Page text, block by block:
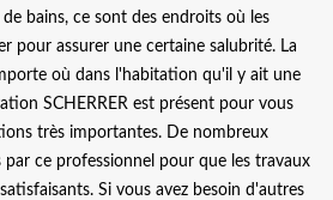
bains, ce sont des endroits où les
pour assurer une certaine salubrité. La
où dans l'habitation qu'il y ait une
SCHERRER est présent pour vous
très importantes. De nombreux
ce professionnel pour que les travaux
Si vous avez besoin d'autres